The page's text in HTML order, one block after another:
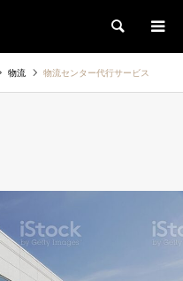
検索
物流 物流センター代行サービス